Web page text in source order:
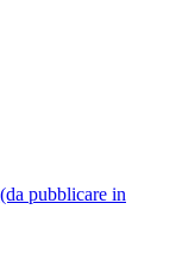
pubblicare in